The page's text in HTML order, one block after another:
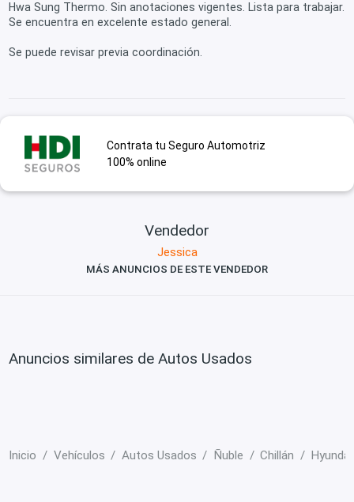
Hwa Sung Thermo. Sin anotaciones vigentes. Lista para trabajar.
Se encuentra en excelente estado general.
Se puede revisar previa coordinación.
Contrata tu Seguro Automotriz
100% online
Vendedor
Jessica
MÁS ANUNCIOS DE ESTE VENDEDOR
Anuncios similares de Autos Usados
Inicio Vehículos Autos Usados Ñuble Chillán